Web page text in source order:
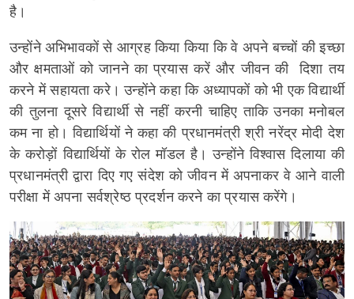
है।
उन्होंने अभिभावकों से आग्रह किया किया कि वे अपने बच्चों की इच्छा
और क्षमताओं को जानने का प्रयास करें और जीवन की दिशा तय
करने में सहायता करे। उन्होंने कहा कि अध्यापकों को भी एक विद्यार्थी
की तुलना दूसरे विद्यार्थी से नहीं करनी चाहिए ताकि उनका मनोबल
कम ना हो। विद्यार्थियों ने कहा की प्रधानमंत्री श्री नरेंद्र मोदी देश
के करोड़ों विद्यार्थियों के रोल मॉडल है। उन्होंने विश्वास दिलाया की
प्रधानमंत्री द्वारा दिए गए संदेश को जीवन में अपनाकर वे आने वाली
परीक्षा में अपना सर्वश्रेष्ठ प्रदर्शन करने का प्रयास करेंगे।